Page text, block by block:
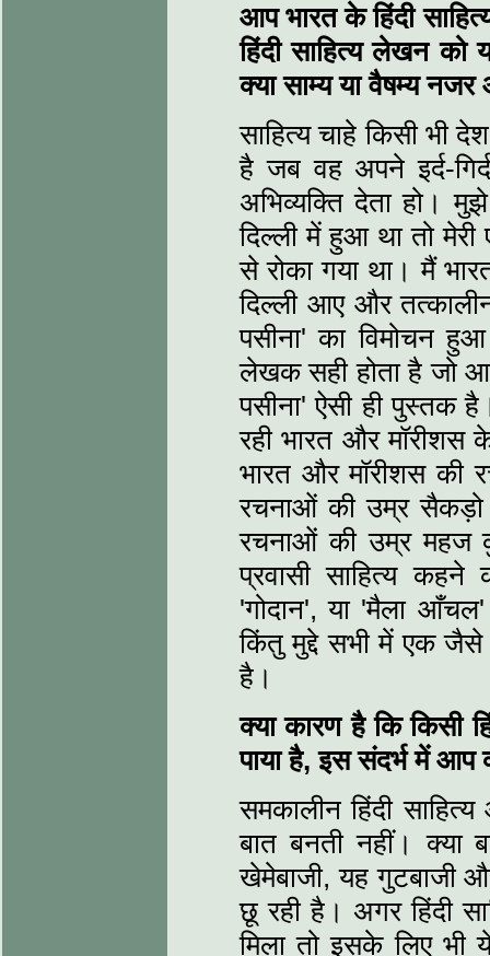
आप भारत के हिंदी
हिंदी साहित्य लेखन
क्या साम्य या वैषम्य
साहित्य चाहे किसी भी
है जब वह अपने इर्द-
अभिव्यक्ति देता हो।
दिल्ली में हुआ था तो
से रोका गया था। मैं
दिल्ली आए और
पसीना' का विमोचन
लेखक सही होता है जो
पसीना' ऐसी ही
रही भारत और मॉरीशस
भारत और मॉरीशस की
रचनाओं की उम्र सैकड़ो
रचनाओं की उम्र महज
प्रवासी साहित्य
'गोदान', या 'मैला
किंतु मुद्दे सभी में एक
है।
क्या कारण है कि किसी
पाया है,इस संदर्भ में आप
समकालीन हिंदी
बात बनती नहीं।
खेमेबाजी, यह गुटबाजी
छू रही है। अगर हिंदी
मिला तो इसके लिए भी